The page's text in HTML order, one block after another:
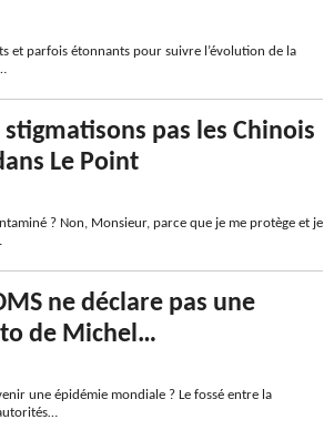
et parfois étonnants pour suivre l’évolution de la
pas les Chinois
Le Point
? Non, Monsieur, parce que je me protège et je
ne déclare pas une
de Michel…
une épidémie mondiale ? Le fossé entre la